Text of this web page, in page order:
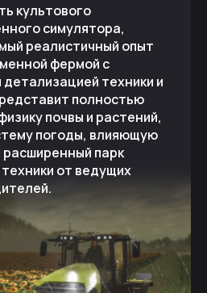
культового
симулятора,
реалистичный опыт
фермой с
техники и
полностью
почвы и растений,
погоды, влияющую
парк
от ведущих